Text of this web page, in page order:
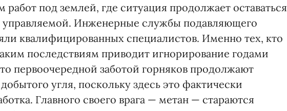
под землей, где ситуация продолжает оставаться
управляемой. Инженерные службы подавляющего
квалифицированных специалистов. Именно тех, кто
последствиям приводит игнорирование годами
первоочередной заботой горняков продолжают
угля, поскольку здесь это фактически
Главного своего врага — метан — стараются